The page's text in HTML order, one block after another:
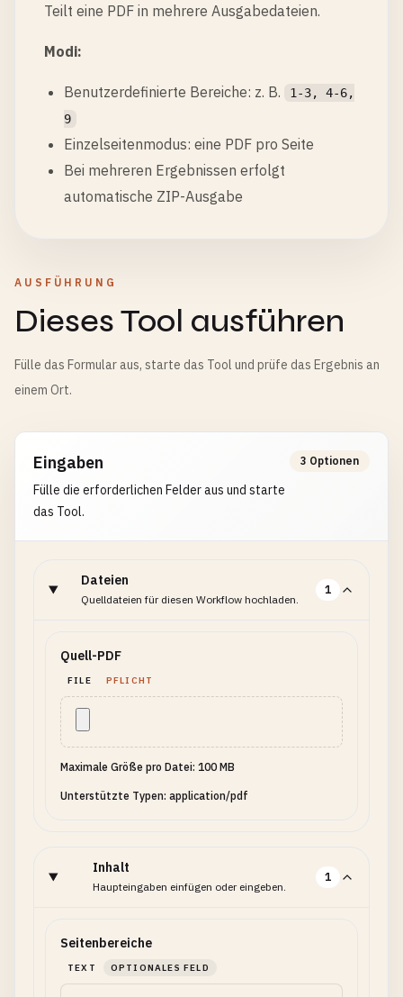
Teilt eine PDF in mehrere Ausgabedateien.
Modi:
Benutzerdefinierte Bereiche: z. B.
1-3, 4-6,
9
Einzelseitenmodus: eine PDF pro Seite
Bei mehreren Ergebnissen erfolgt
automatische ZIP-Ausgabe
AUSFÜHRUNG
Dieses Tool ausführen
Fülle das Formular aus, starte das Tool und prüfe das Ergebnis an
einem Ort.
Eingaben
Fülle die erforderlichen Felder aus und starte
das Tool.
3 Optionen
Dateien
Quelldateien für diesen Workflow hochladen.
1
Quell-PDF
FILE PFLICHT
Maximale Größe pro Datei: 100 MB
Unterstützte Typen: application/pdf
Inhalt
Haupteingaben einfügen oder eingeben.
1
Seitenbereiche
TEXT OPTIONALES FELD